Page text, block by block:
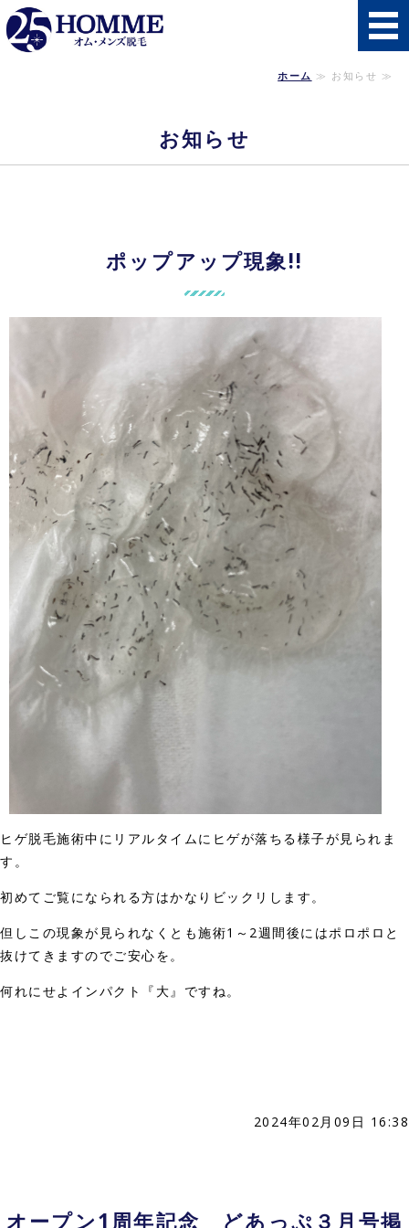
秋田県南初の
ホーム ≫ お知らせ ≫
お知らせ
ポップアップ現象!!
ヒゲ脱毛施術中にリアルタイムにヒゲが落ちる様子が見られま
す。
初めてご覧になられる方はかなりビックリします。
但しこの現象が見られなくとも施術1～2週間後にはポロポロと
抜けてきますのでご安心を。
何れにせよインパクト『大』ですね。
2024年02月09日 16:38
オープン1周年記念 どあっぷ３月号掲